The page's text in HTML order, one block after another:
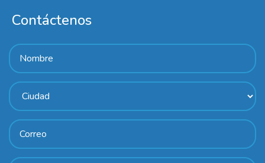
Contáctenos